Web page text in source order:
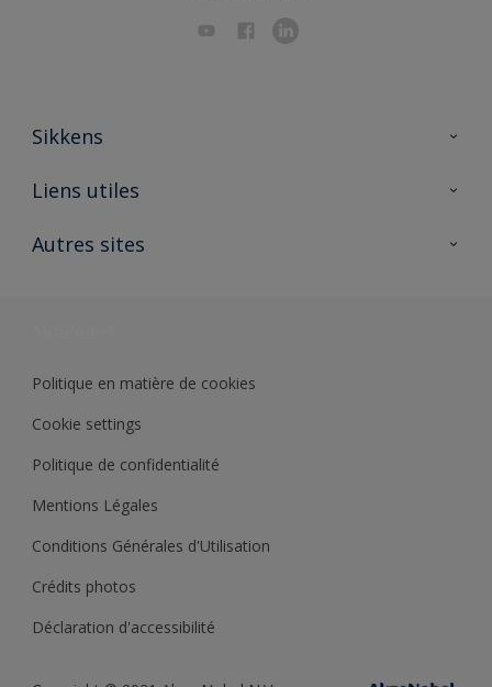
Sikkens
A propos de Sikkens
Liens utiles
Ouvrir un magasin PASS
Autres sites
Politique en matière de cookies
Cookie settings
Politique de confidentialité
Mentions Légales
Conditions Générales d'Utilisation
Crédits photos
Déclaration d'accessibilité